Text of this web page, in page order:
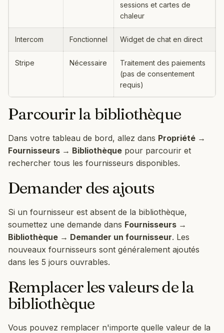
sessions et cartes de
chaleur
Intercom Fonctionnel Widget de chat en direct
Stripe Nécessaire
Traitement des paiements
(pas de consentement
requis)
Parcourir la bibliothèque
Dans votre tableau de bord, allez dans Propriété →
Fournisseurs → Bibliothèque pour parcourir et
rechercher tous les fournisseurs disponibles.
Demander des ajouts
Si un fournisseur est absent de la bibliothèque,
soumettez une demande dans Fournisseurs →
Bibliothèque → Demander un fournisseur. Les
nouveaux fournisseurs sont généralement ajoutés
dans les 5 jours ouvrables.
Remplacer les valeurs de la
bibliothèque
Vous pouvez remplacer n'importe quelle valeur de la